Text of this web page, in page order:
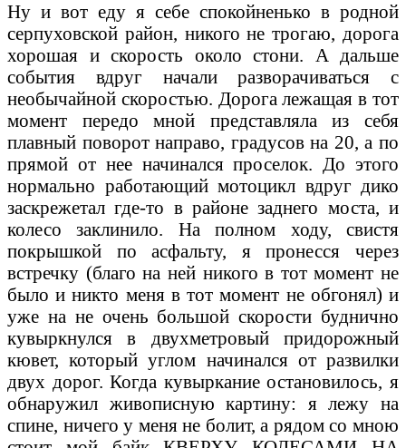
Ну и вот еду я себе спокойненько в родной
серпуховской район, никого не трогаю, дорога
хорошая и скорость около стони. А дальше
события вдруг начали разворачиваться с
необычайной скоростью. Дорога лежащая в тот
момент передо мной представляла из себя
плавный поворот направо, градусов на 20, а по
прямой от нее начинался проселок. До этого
нормально работающий мотоцикл вдруг дико
заскрежетал где-то в районе заднего моста, и
колесо заклинило. На полном ходу, свистя
покрышкой по асфальту, я пронесся через
встречку (благо на ней никого в тот момент не
было и никто меня в тот момент не обгонял) и
уже на не очень большой скорости буднично
кувыркнулся в двухметровый придорожный
кювет, который углом начинался от развилки
двух дорог. Когда кувыркание остановилось, я
обнаружил живописную картину: я лежу на
спине, ничего у меня не болит, а рядом со мною